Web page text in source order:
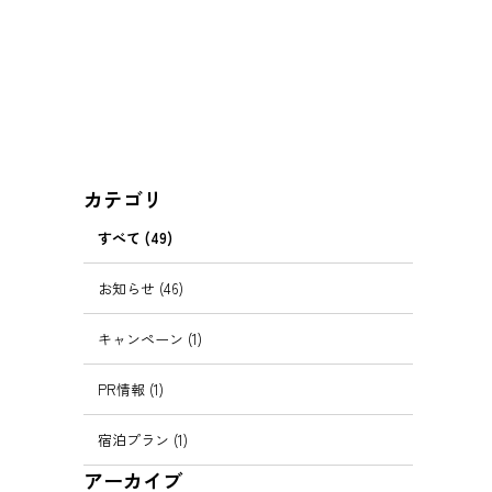
カテゴリ
すべて (49)
お知らせ (46)
キャンペーン (1)
PR情報 (1)
宿泊プラン (1)
アーカイブ